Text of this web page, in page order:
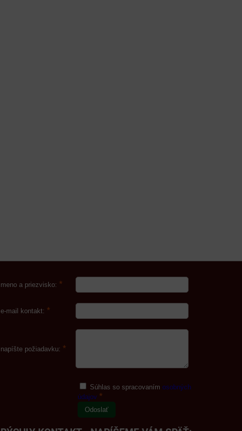
meno a priezvisko: *
e-mail kontakt: *
napíšte požiadavku: *
Súhlas so spracovanímosobných
údajov *
Odoslať